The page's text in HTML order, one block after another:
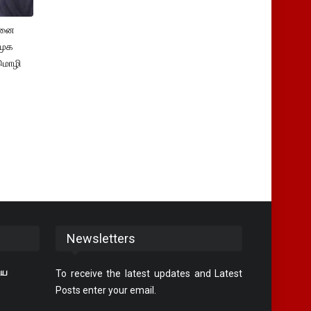
Newsletters
To receive the latest updates and Latest
Posts enter your email.